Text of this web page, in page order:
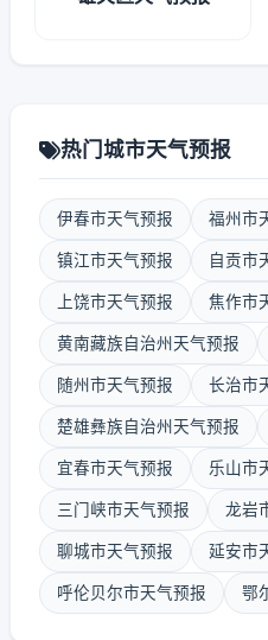
热门城市天气预报
伊春市天气预报 福州市
镇江市天气预报 自贡市
上饶市天气预报 焦作市
黄南藏族自治州天气预报
随州市天气预报 长治市
楚雄彝族自治州天气预报
宜春市天气预报 乐山市
三门峡市天气预报 龙岩
聊城市天气预报 延安市
呼伦贝尔市天气预报 鄂